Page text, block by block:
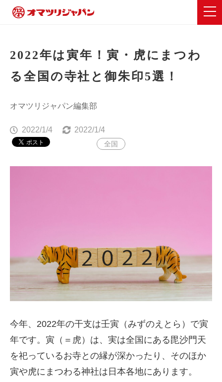
2022年は寅年！寅・虎にまつわ
る全国の寺社と御朱印5選！
オマツリジャパン編集部
2022/1/4 2022/1/4
全国
今年、2022年の干支は壬寅（みずのえとら）で寅
年です。寅（＝虎）は、実は全国にある毘沙門天
を祀っているお寺との縁が深かったり、そのほか
寅や虎にまつわる神社は日本各地にあります。